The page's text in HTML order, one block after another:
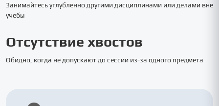
Занимайтесь углубленно другими дисциплинами или делами вне
учебы
Отсутствие хвостов
Обидно, когда не допускают до сессии из-за одного предмета